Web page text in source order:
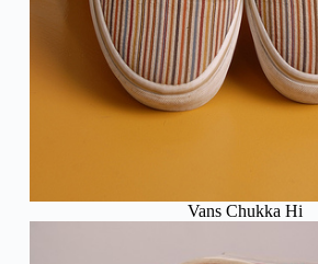
Vans Chukka Hi